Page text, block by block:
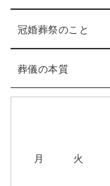
数
ン
ト
リ
数
冠婚葬祭のこと
ン
リ
葬儀の本質エ
ン
数
件
月 火